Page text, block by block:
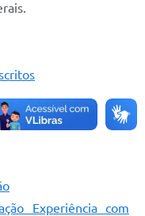
Experiência com